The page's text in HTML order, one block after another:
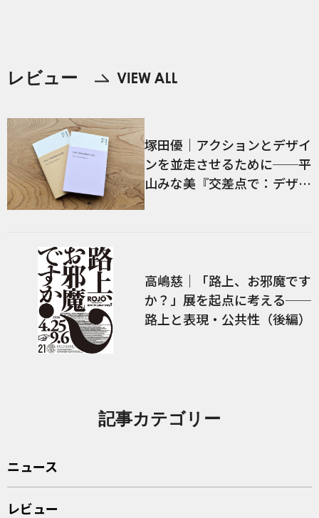
レビュー
塚田優｜アクションとデザイ
ンを並走させるために──平
山みな美『交差点で：デザイ
ン、言語、経験』／前編
高嶋慈｜「路上、お邪魔です
か？」展を起点に考える──
路上と表現・公共性（後編）
記事カテゴリー
ニュース
レビュー